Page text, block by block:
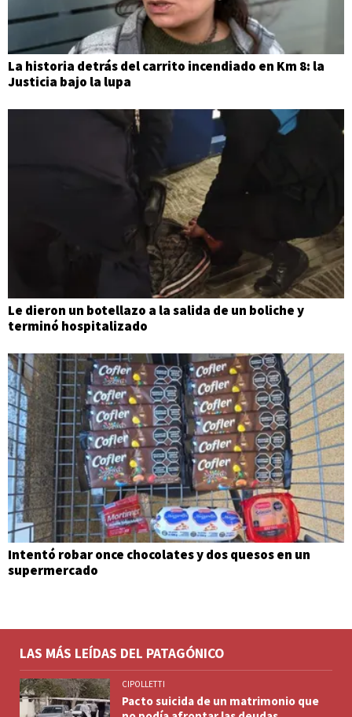
La historia detrás del carrito incendiado en Km 8: la
Justicia bajo la lupa
Le dieron un botellazo a la salida de un boliche y
terminó hospitalizado
Intentó robar once chocolates y dos quesos en un
supermercado
LAS MÁS LEÍDAS DEL PATAGÓNICO
CIPOLLETTI
Pacto suicida de un matrimonio que